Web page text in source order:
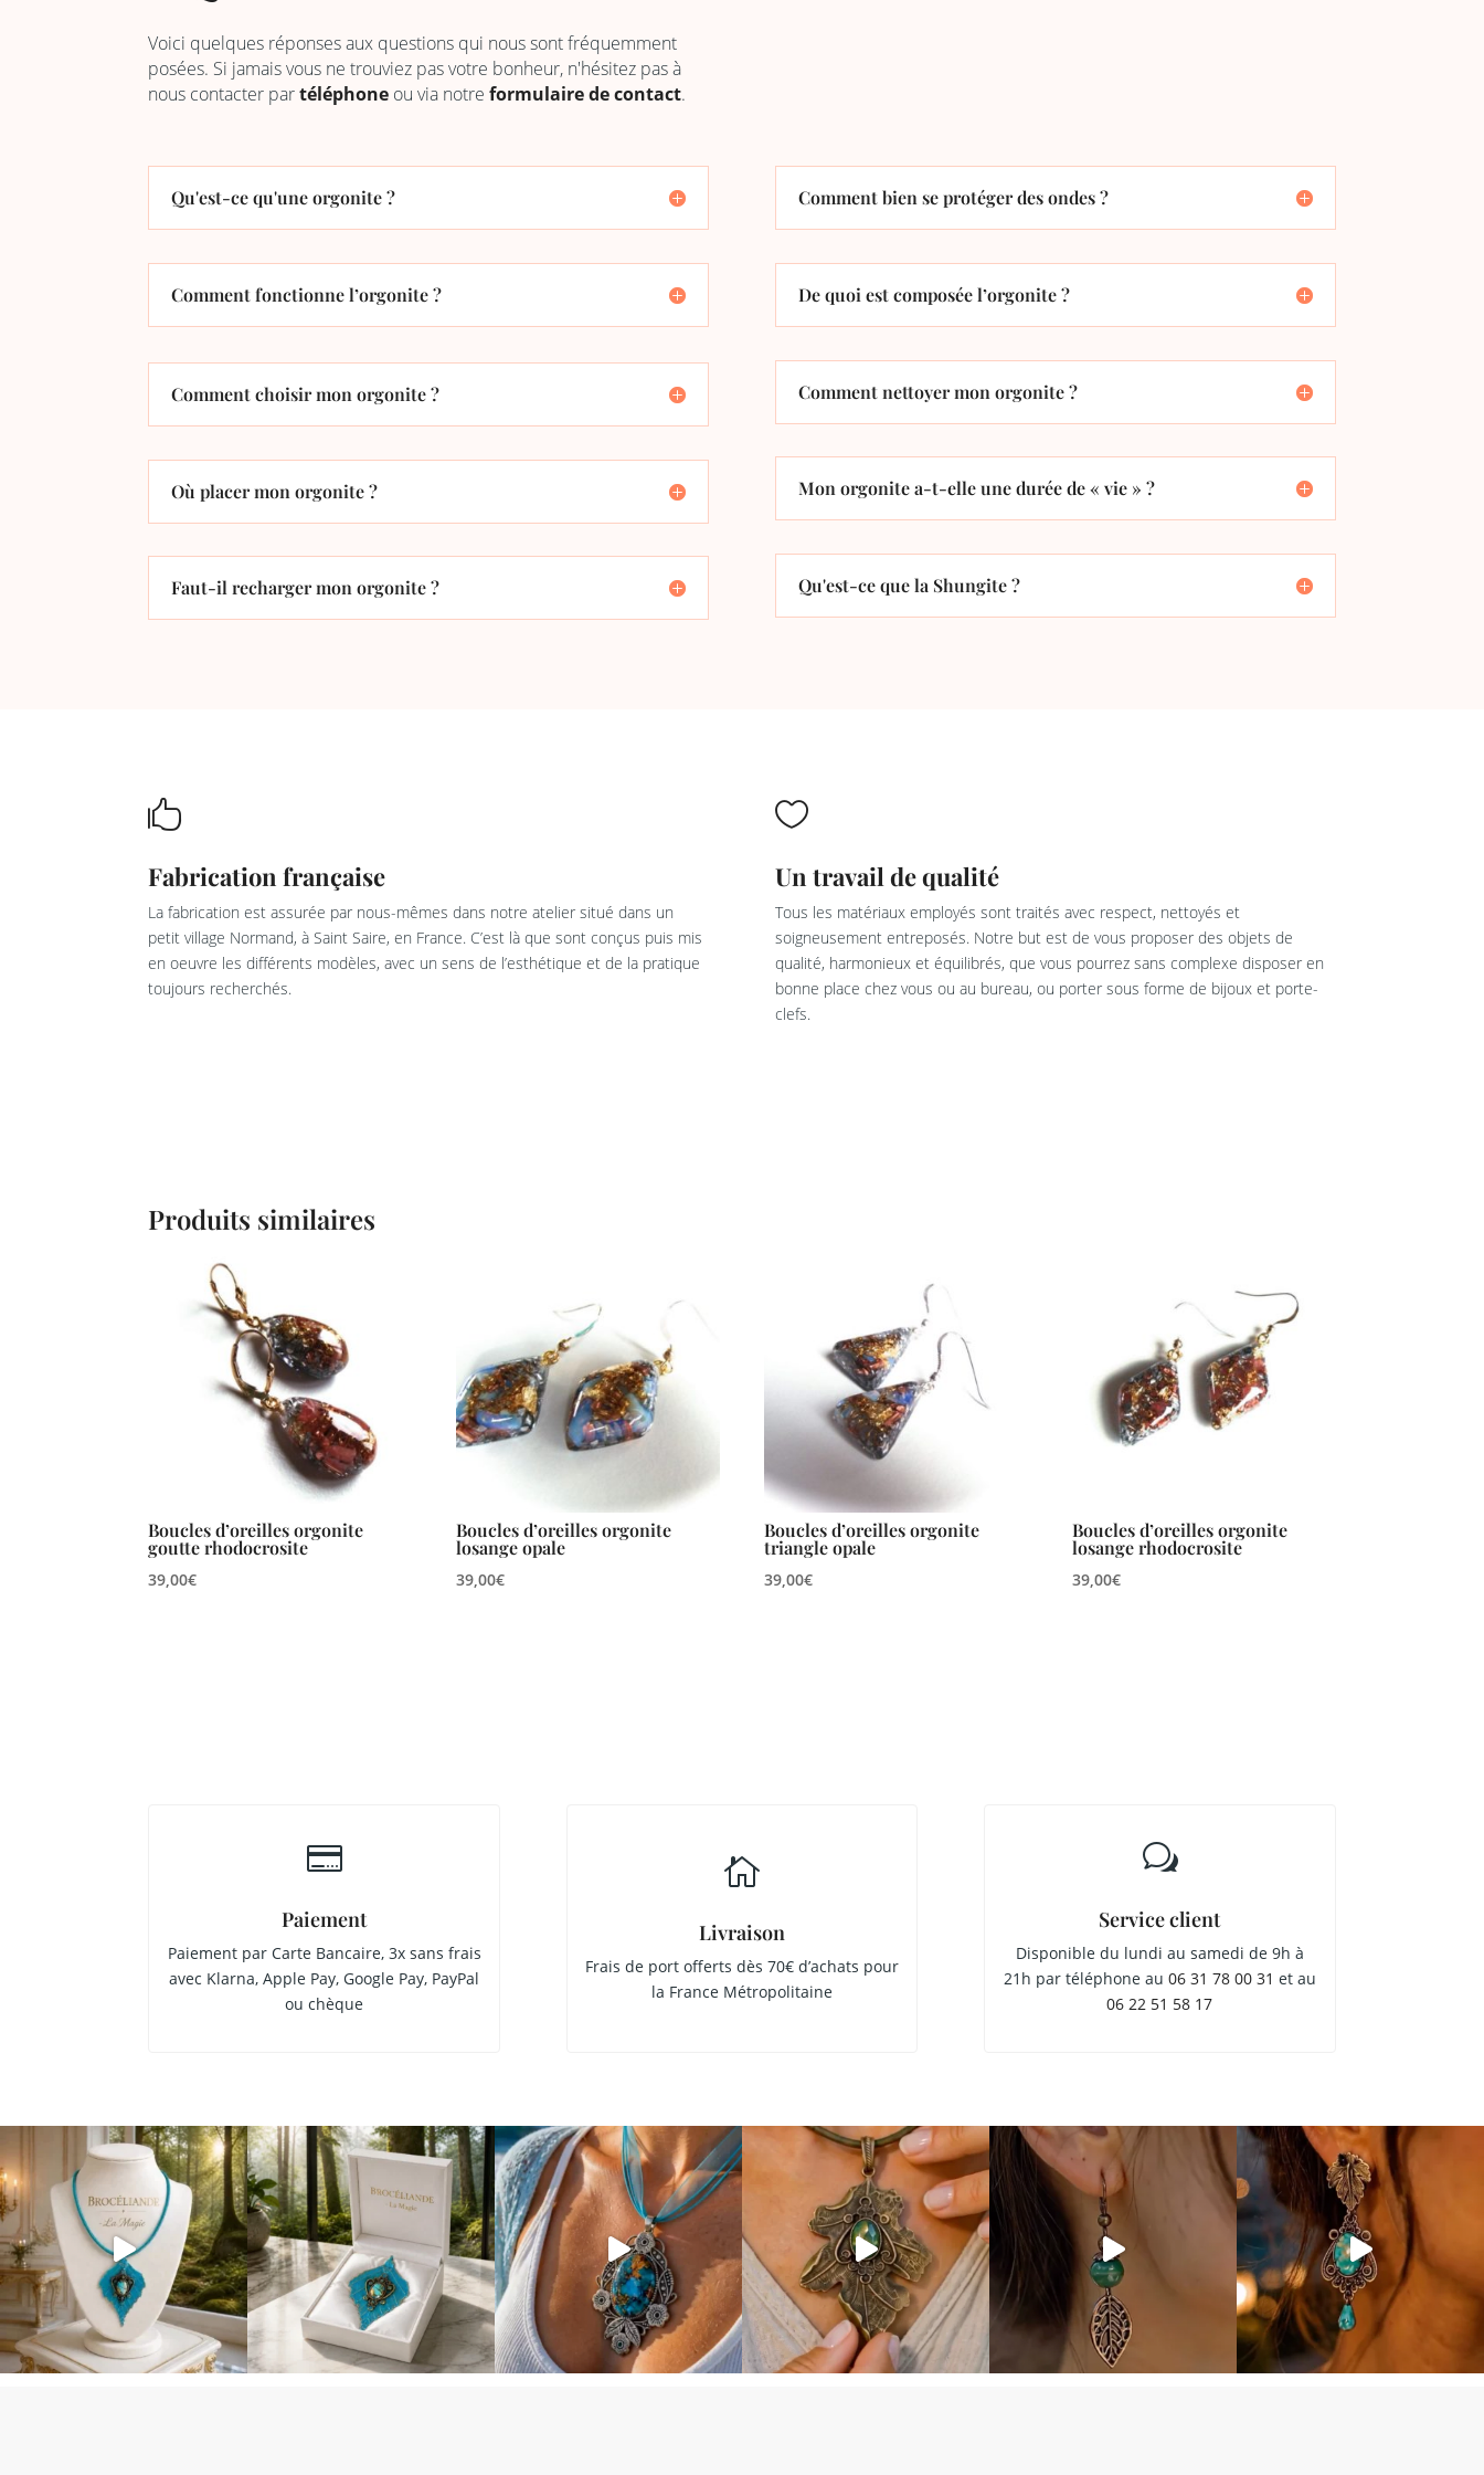
Voici quelques réponses aux questions qui nous sont fréquemment
posées. Si jamais vous ne trouviez pas votre bonheur, n'hésitez pas à
nous contacter partéléphone ou via notreformulaire de contact.
Qu'est-ce qu'une orgonite ?
Comment fonctionne l’orgonite ?
Comment choisir mon orgonite ?
Où placer mon orgonite ?
Faut-il recharger mon orgonite ?
Comment bien se protéger des ondes ?
De quoi est composée l’orgonite ?
Comment nettoyer mon orgonite ?
Mon orgonite a-t-elle une durée de « vie » ?
Qu'est-ce que la Shungite ?

Fabrication française
La fabrication est assurée par nous-mêmes dans notre atelier situé dans un
petit village Normand, à Saint Saire, en France. C’est là que sont conçus puis mis
en oeuvre les différents modèles, avec un sens de l’esthétique et de la pratique
toujours recherchés.

Un travail de qualité
Tous les matériaux employés sont traités avec respect, nettoyés et
soigneusement entreposés. Notre but est de vous proposer des objets de
qualité, harmonieux et équilibrés, que vous pourrez sans complexe disposer en
bonne place chez vous ou au bureau, ou porter sous forme de bijoux et porte-
clefs.
Produits similaires
Boucles d’oreilles orgonite
goutte rhodocrosite
39,00€
Boucles d’oreilles orgonite
losange opale
39,00€
Boucles d’oreilles orgonite
triangle opale
39,00€
Boucles d’oreilles orgonite
losange rhodocrosite
39,00€

Paiement
Paiement par Carte Bancaire, 3x sans frais
avec Klarna, Apple Pay, Google Pay, PayPal
ou chèque

Livraison
Frais de port offerts dès 70€ d’achats pour
la France Métropolitaine
w
Service client
Disponible du lundi au samedi de 9h à
21h par téléphone au 06 31 78 00 31 et au
06 22 51 58 17